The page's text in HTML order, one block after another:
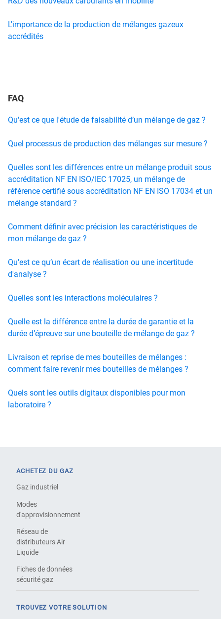
L'importance de la production de mélanges gazeux
accrédités
FAQ
Qu'est ce que l'étude de faisabilité d’un mélange de gaz ?
Quel processus de production des mélanges sur mesure ?
Quelles sont les différences entre un mélange produit sous
accréditation NF EN ISO/IEC 17025, un mélange de
référence certifié sous accréditation NF EN ISO 17034 et un
mélange standard ?
Comment définir avec précision les caractéristiques de
mon mélange de gaz ?
Qu’est ce qu’un écart de réalisation ou une incertitude
d'analyse ?
Quelles sont les interactions moléculaires ?
Quelle est la différence entre la durée de garantie et la
durée d’épreuve sur une bouteille de mélange de gaz ?
Livraison et reprise de mes bouteilles de mélanges :
comment faire revenir mes bouteilles de mélanges ?
Quels sont les outils digitaux disponibles pour mon
laboratoire ?
ACHETEZ DU GAZ
Gaz industriel
Modes
d'approvisionnement
Réseau de
distributeurs Air
Liquide
Fiches de données
sécurité gaz
TROUVEZ VOTRE SOLUTION